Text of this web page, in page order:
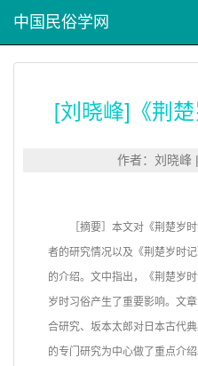
中国民俗学网
[刘晓峰]《荆
作者：刘晓峰
［摘要］本文对《荆楚岁
者的研究情况以及《荆楚岁时
的介绍。文中指出，《荆楚岁
岁时习俗产生了重要影响。文
合研究、坂本太郎对日本古代
的专门研究为中心做了重点介